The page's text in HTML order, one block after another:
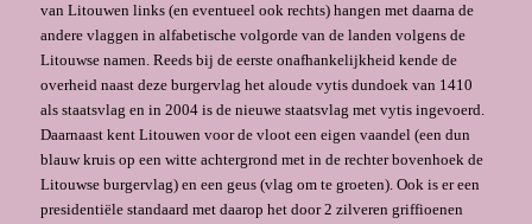
van Litouwen links (en eventueel ook rechts) hangen met daarna de
andere vlaggen in alfabetische volgorde van de landen volgens de
Litouwse namen. Reeds bij de eerste onafhankelijkheid kende de
overheid naast deze burgervlag het aloude vytis dundoek van 1410
als staatsvlag en in 2004 is de nieuwe staatsvlag met vytis ingevoerd.
Daarnaast kent Litouwen voor de vloot een eigen vaandel (een dun
blauw kruis op een witte achtergrond met in de rechter bovenhoek de
Litouwse burgervlag) en een geus (vlag om te groeten). Ook is er een
presidentiële standaard met daarop het door 2 zilveren griffioenen